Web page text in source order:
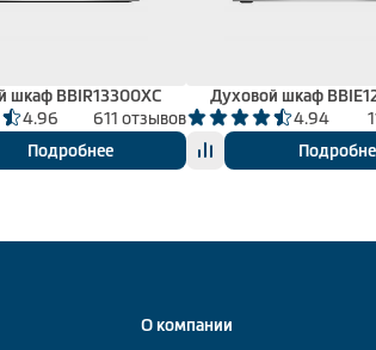
шкаф BBIR13300XC
4.96
611 отзывов
Подробнее
Духовой шкаф
4.94
О компании